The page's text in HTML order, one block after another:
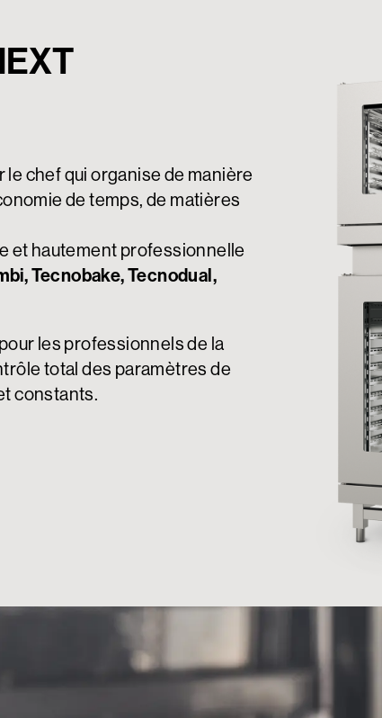
chef qui organise de manière
de temps, de matières
et hautement professionnelle
Tecnobake, Tecnodual,
les professionnels de la
total des paramètres de
constants.